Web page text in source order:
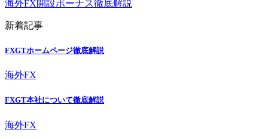
海外FX開設ボーナス徹底解説
新着記事
FXGTホームページ徹底解説
海外FX
FXGT本社について徹底解説
海外FX